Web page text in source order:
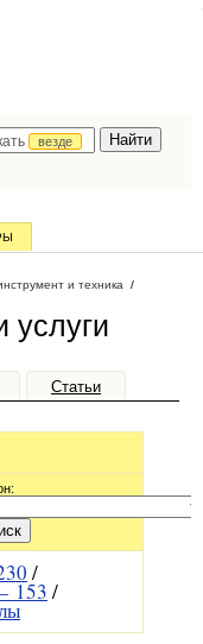
везде
и техника /
Статьи
/
153 /